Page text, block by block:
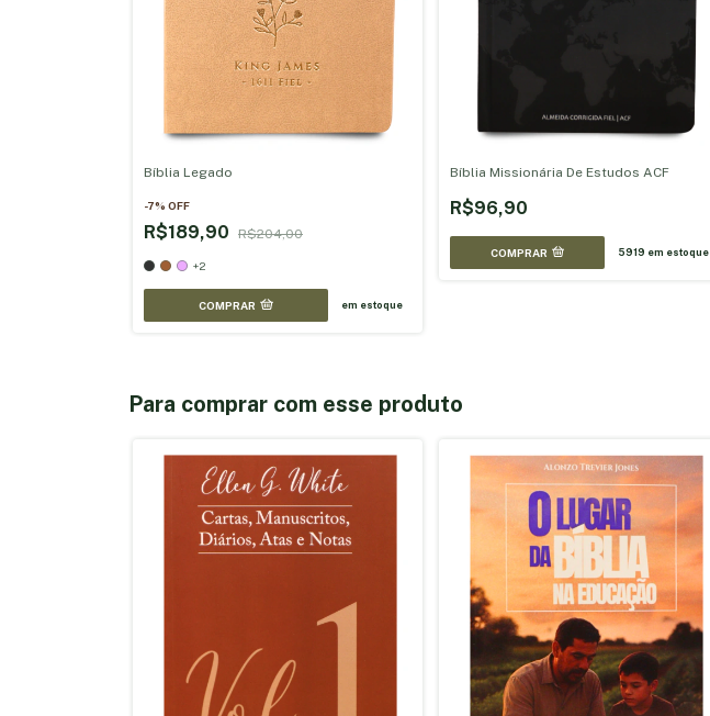
Bíblia Legado
-7% OFF
R$189,90 R$204,00
+2
COMPRAR em estoque
Bíblia Missionária De Estudos ACF
R$96,90
COMPRAR 5919 em estoque
Para comprar com esse produto